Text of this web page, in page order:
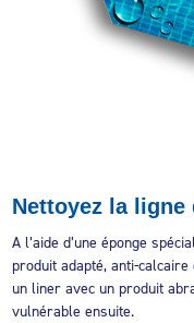
Nettoyez la ligne
A l’aide d’une éponge
produit adapté, anti-
un liner avec un produit
vulnérable ensuite.